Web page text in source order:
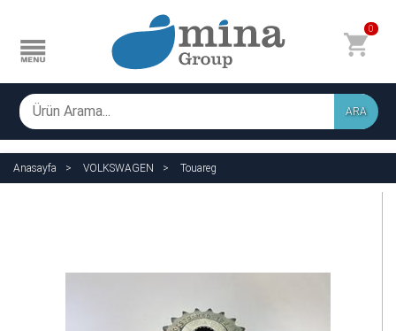
0
ARA
Anasayfa VOLKSWAGEN Touareg